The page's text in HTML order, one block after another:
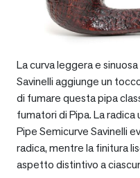
La curva leggera e
Savinelli aggiunge un
di fumare questa pipa
fumatori di Pipa. La
Pipe Semicurve Savinelli
radica, mentre la finitura
aspetto distintivo a